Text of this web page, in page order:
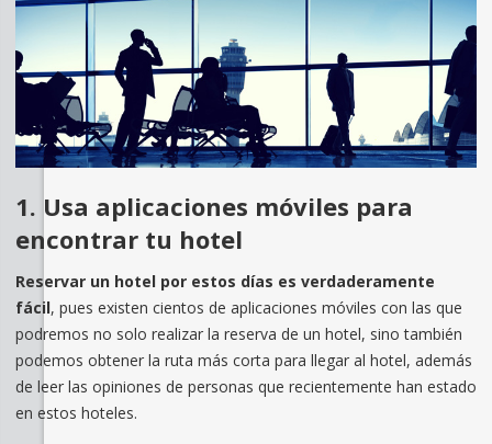
1. Usa aplicaciones móviles para
encontrar tu hotel
Reservar un hotel por estos días es verdaderamente
fácil, pues existen cientos de aplicaciones móviles con las que
podremos no solo realizar la reserva de un hotel, sino también
podemos obtener la ruta más corta para llegar al hotel, además
de leer las opiniones de personas que recientemente han estado
en estos hoteles.